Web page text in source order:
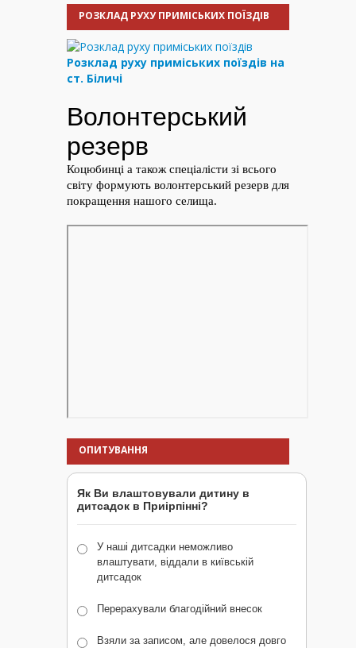
РОЗКЛАД РУХУ ПРИМІСЬКИХ ПОЇЗДІВ
Розклад руху приміських поїздів на
ст. Біличі
ОПИТУВАННЯ
Як Ви влаштовували дитину в
дитсадок в Приірпінні?
У наші дитсадки неможливо
влаштувати, віддали в київській
дитсадок
Перерахували благодійний внесок
Взяли за записом, але довелося довго